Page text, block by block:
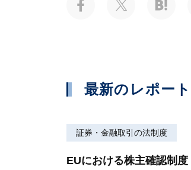
最新のレポー
証券・金融取引の法制度
EUにおける株主確認制度